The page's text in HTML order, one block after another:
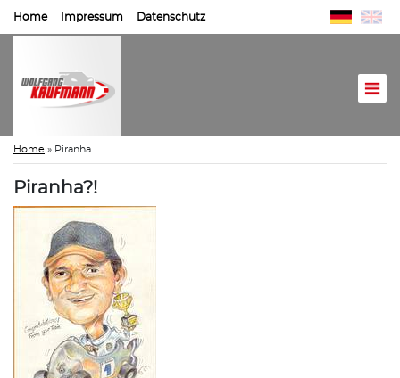
Home Impressum Datenschutz
Home » Piranha
Piranha?!